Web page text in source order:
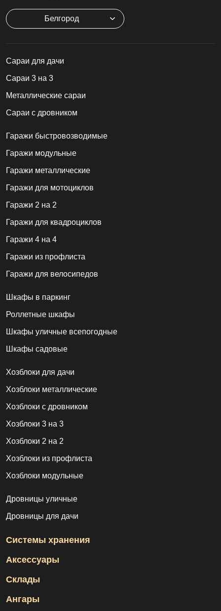
Белгород
Cараи для дачи
Сараи 3 на 3
Металлические сараи
Сараи с дровником
Гаражи быстровозводимые
Гаражи модульные
Гаражи металлические
Гаражи для мотоциклов
Гаражи 2 на 2
Гаражи для квадроциклов
Гаражи 4 на 4
Гаражи из профлиста
Гаражи для велосипедов
Шкафы в паркинг
Роллетные шкафы
Шкафы уличные всепогодные
Шкафы садовые
Хозблоки для дачи
Хозблоки металлические
Хозблоки с дровником
Хозблоки 3 на 3
Хозблоки 2 на 2
Хозблоки из профлиста
Хозблоки модульные
Дровницы уличные
Дровницы для дачи
Системы хранения
Аксессуары
Склады
Ангары